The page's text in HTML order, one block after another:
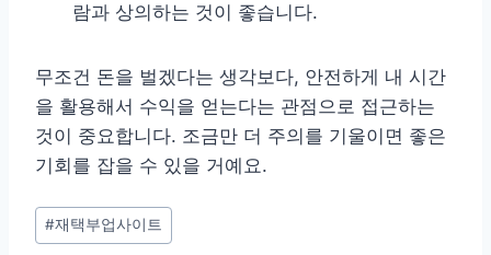
람과 상의하는 것이 좋습니다.
무조건 돈을 벌겠다는 생각보다, 안전하게 내 시간
을 활용해서 수익을 얻는다는 관점으로 접근하는
것이 중요합니다. 조금만 더 주의를 기울이면 좋은
기회를 잡을 수 있을 거예요.
Post
Tags:
#재택부업사이트